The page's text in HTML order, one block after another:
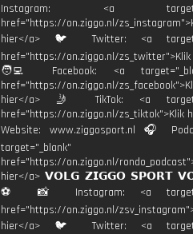
Instagram: <a
href="https://on.ziggo.nl/
hier</a> 🐦 Twitter: <a
href="https://on.ziggo.nl/
🧑‍💻 Facebook: <a
href="https://on.ziggo.nl/
hier</a> 🤳 TikTok: <a
href="https://on.ziggo.nl/zs_tiktok">Klik
Website: www.ziggosport.nl 🎧
target="_blank"
href="https://on.ziggo.nl/
hier</a> 𝗩𝗢𝗟𝗚 𝗭𝗜𝗚𝗚𝗢 𝗦𝗣𝗢𝗥𝗧
⚽️ 📸 Instagram: <a
href="https://on.ziggo.nl/
hier</a> 🐦 Twitter: <a